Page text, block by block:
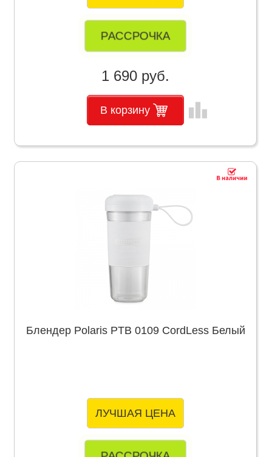
РАССРОЧКА
1 690 руб.
В корзину leaderboard
Блендер Polaris PTB 0109 CordLess Белый
ЛУЧШАЯ ЦЕНА